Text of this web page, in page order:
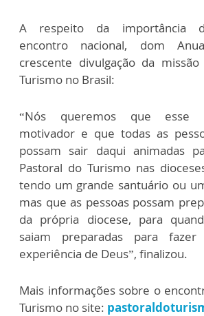
A respeito da importância
encontro nacional, dom
crescente divulgação da
Turismo no Brasil:
“Nós queremos que esse
motivador e que todas as
possam sair daqui animadas
Pastoral do Turismo nas
tendo um grande santuário ou
mas que as pessoas possam
da própria diocese, para
saiam preparadas para
experiência de Deus”, finalizou.
Mais informações sobre o
Turismo no site: